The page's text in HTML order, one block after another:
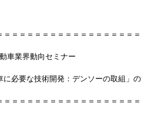
＝＝＝＝＝＝＝＝＝＝＝＝＝＝＝＝＝
車業界動向セミナー
な技術開発：デンソーの取組」の
＝＝＝＝＝＝＝＝＝＝＝＝＝＝＝＝＝